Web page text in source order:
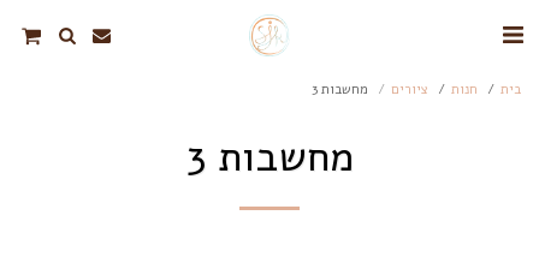
בית חנות ציורים מחשבות 3
מחשבות 3